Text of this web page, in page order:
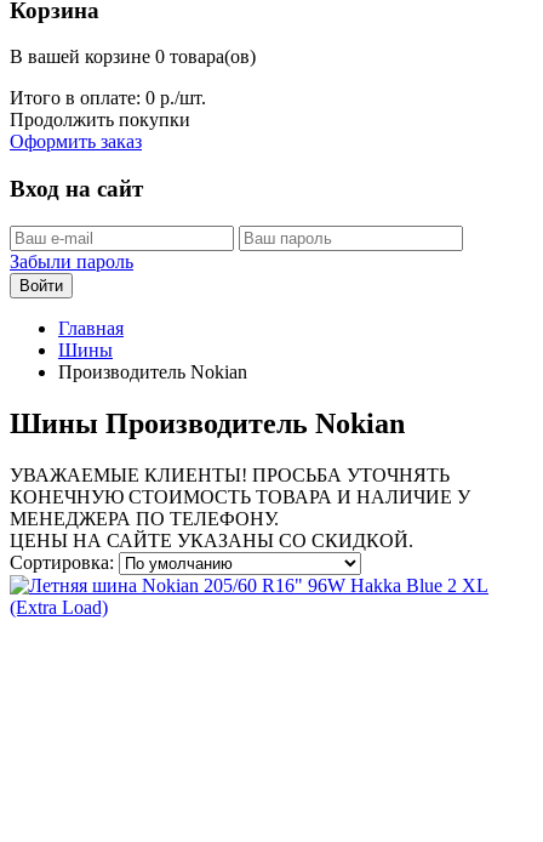
Корзина
В вашей корзине 0 товара(ов)
Итого в оплате: 0 р./шт.
Продолжить покупки
Оформить заказ
Вход на сайт
Забыли пароль
Войти
Главная
Шины
Производитель Nokian
Шины Производитель Nokian
УВАЖАЕМЫЕ КЛИЕНТЫ! ПРОСЬБА УТОЧНЯТЬ
КОНЕЧНУЮ СТОИМОСТЬ ТОВАРА И НАЛИЧИЕ У
МЕНЕДЖЕРА ПО ТЕЛЕФОНУ.
ЦЕНЫ НА САЙТЕ УКАЗАНЫ СО СКИДКОЙ.
Сортировка: